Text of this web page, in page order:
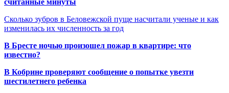
Сколько зубров в Беловежской пуще насчитали ученые и как
изменилась их численность за год
В Бресте ночью произошел пожар в квартире: что
известно?
В Кобрине проверяют сообщение о попытке увезти
шестилетнего ребенка